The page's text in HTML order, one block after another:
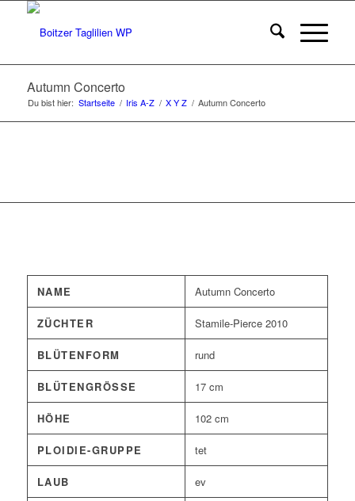
Autumn Concerto
Du bist hier: Startseite / Iris A-Z / X Y Z / Autumn Concerto
NAME Autumn Concerto
ZÜCHTER Stamile-Pierce 2010
BLÜTENFORM rund
BLÜTENGRÖSSE 17 cm
HÖHE 102 cm
PLOIDIE-GRUPPE tet
LAUB ev